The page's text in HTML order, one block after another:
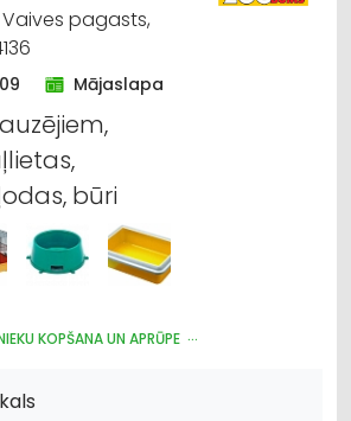
pagasts,
Mājaslapa
būri
KOPŠANA UN APRŪPE